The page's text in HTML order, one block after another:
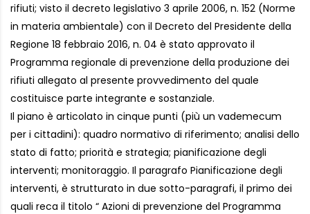
rifiuti; visto il decreto legislativo 3 aprile 2006, n. 152 (Norme
in materia ambientale) con il Decreto del Presidente della
Regione 18 febbraio 2016, n. 04 è stato approvato il
Programma regionale di prevenzione della produzione dei
rifiuti allegato al presente provvedimento del quale
costituisce parte integrante e sostanziale.
Il piano è articolato in cinque punti (più un vademecum
per i cittadini): quadro normativo di riferimento; analisi dello
stato di fatto; priorità e strategia; pianificazione degli
interventi; monitoraggio. Il paragrafo Pianificazione degli
interventi, è strutturato in due sotto-paragrafi, il primo dei
quali reca il titolo “ Azioni di prevenzione del Programma